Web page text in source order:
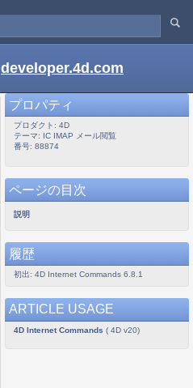
developer.4d.com
プロパティ
プロダクト: 4D
テーマ: IC IMAP メール閲覧
番号: 88874
ページの目次
説明
履歴
初出: 4D Internet Commands 6.8.1
ARTICLE USAGE
4D Internet Commands ( 4D v20)